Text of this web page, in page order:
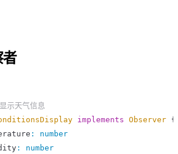
者
示天气信息
implements Observer {
:
number
: number